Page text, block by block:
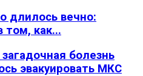
длилось вечно:
том, как...
болезнь
эвакуировать МКС